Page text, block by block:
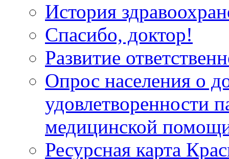
История
Спасибо, доктор!
Развитие
Опрос населения о
удовлетворенности
медицинской
Ресурсная карта